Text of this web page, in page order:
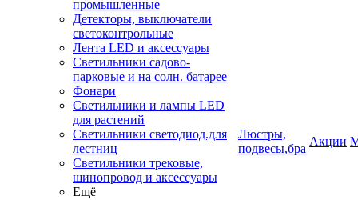
промышленные
Детекторы, выключатели
светоконтрольные
Лента LED и аксессуары
Светильники садово-
парковые и на солн. батарее
Фонари
Светильники и лампы LED
для растений
Светильники светодиод.для
лестниц
Светильники трековые,
шинопровод и аксессуары
Ещё
Люстры,
подвесы,бра
Акции